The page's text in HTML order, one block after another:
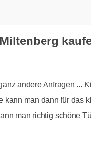
andere Anfragen ...
kann man dann für das
man richtig schöne